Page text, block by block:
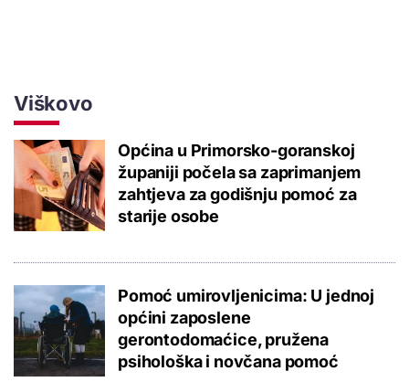
Viškovo
Općina u Primorsko-goranskoj
županiji počela sa zaprimanjem
zahtjeva za godišnju pomoć za
starije osobe
Pomoć umirovljenicima: U jednoj
općini zaposlene
gerontodomaćice, pružena
psihološka i novčana pomoć